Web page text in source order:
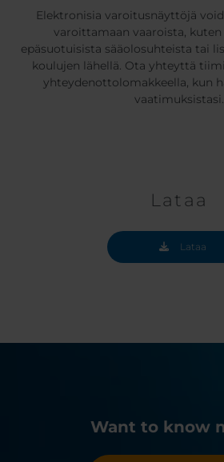
Elektronisia varoitusnäyttöjä
varoittamaan vaaroista,
epäsuotuisista sääolosuhteista tai
koulujen lähellä. Ota yhteyttä
yhteydenottolomakkeella, kun
vaatimuksistasi.
Lataa
Lataa
Want to know